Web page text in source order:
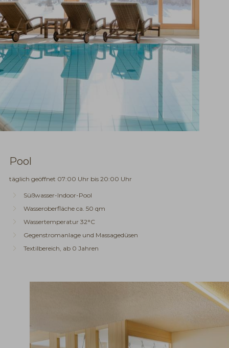
Pool
täglich geöffnet 07:00 Uhr bis 20:00 Uhr
Süßwasser-Indoor-Pool
Wasseroberfläche ca. 50 qm
Wassertemperatur 32°C
Gegenstromanlage und Massagedüsen
Textilbereich, ab 0 Jahren